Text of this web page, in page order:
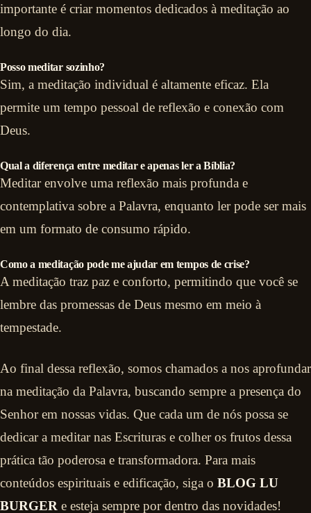
importante é criar momentos dedicados à meditação ao
longo do dia.
Posso meditar sozinho?
Sim, a meditação individual é altamente eficaz. Ela
permite um tempo pessoal de reflexão e conexão com
Deus.
Qual a diferença entre meditar e apenas ler a Bíblia?
Meditar envolve uma reflexão mais profunda e
contemplativa sobre a Palavra, enquanto ler pode ser mais
em um formato de consumo rápido.
Como a meditação pode me ajudar em tempos de crise?
A meditação traz paz e conforto, permitindo que você se
lembre das promessas de Deus mesmo em meio à
tempestade.
Ao final dessa reflexão, somos chamados a nos aprofundar
na meditação da Palavra, buscando sempre a presença do
Senhor em nossas vidas. Que cada um de nós possa se
dedicar a meditar nas Escrituras e colher os frutos dessa
prática tão poderosa e transformadora. Para mais
conteúdos espirituais e edificação, siga o BLOG LU
BURGER e esteja sempre por dentro das novidades!